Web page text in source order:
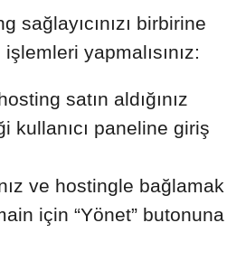
sağlayıcınızı birbirine
yapmalısınız:
satın aldığınız
kullanıcı paneline giriş
ve hostingle bağlamak
için “Yönet” butonuna